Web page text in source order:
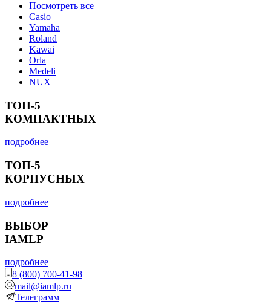
Посмотреть все
Casio
Yamaha
Roland
Kawai
Orla
Medeli
NUX
ТОП-5
КОМПАКТНЫХ
подробнее
ТОП-5
КОРПУСНЫХ
подробнее
ВЫБОР
IAMLP
подробнее
8 (800) 700-41-98
mail@iamlp.ru
Телеграмм